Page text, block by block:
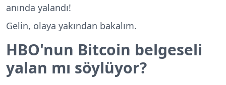
anında yalandı!
Gelin, olaya yakından bakalım.
HBO'nun Bitcoin belgeseli
yalan mı söylüyor?